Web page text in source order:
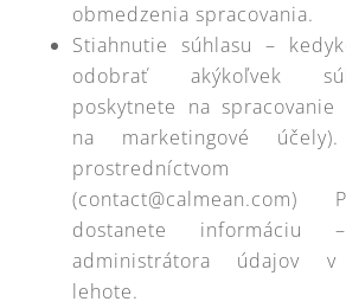
obmedzenia spracovania.
Stiahnutie súhlasu –
odobrať akýkoľvek
poskytnete na
na marketingové účely).
dostanete informáciu
administrátora údajov v
lehote.